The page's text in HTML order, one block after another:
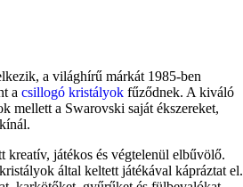
a világhírű márkát 1985-ben
a csillogó kristályok fűződnek. A kiváló
mellett a Swarovski saját ékszereket,
kreatív, játékos és végtelenül elbűvölő.
által keltett játékával kápráztat el.